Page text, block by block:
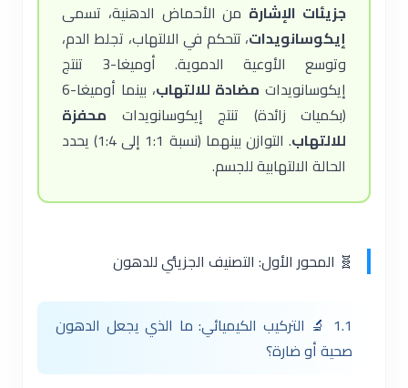
جزيئات الإشارة من الأحماض الدهنية، تسمى
إيكوسانويدات، تتحكم في الالتهاب، تجلط الدم،
وتوسع الأوعية الدموية. أوميغا-3 تنتج
إيكوسانويدات مضادة للالتهاب
، بينما أوميغا-6
(بكميات زائدة) تنتج إيكوسانويدات محفزة
للالتهاب
. التوازن بينهما (نسبة 1:1 إلى 1:4) يحدد
الحالة الالتهابية للجسم.
🧬 المحور الأول: التصنيف الجزيئي للدهون
1.1 🔬 التركيب الكيميائي: ما الذي يجعل الدهون
صحية أو ضارة؟